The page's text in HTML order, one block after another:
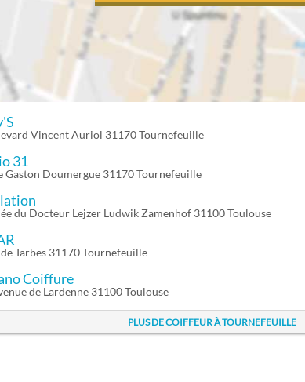
TECOVA À TOURNEFEUILLE
Vincent Auriol 31170 Tournefeuille
31
Gaston Doumergue 31170 Tournefeuille
du Docteur Lejzer Ludwik Zamenhof 31100 Toulouse
Tarbes 31170 Tournefeuille
Coiffure
de Lardenne 31100 Toulouse
PLUS DE COIFFEUR À TOURNEFEUILLE